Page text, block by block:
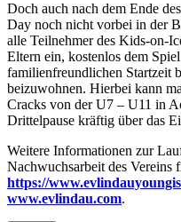
Doch auch nach dem Ende
Day noch nicht vorbei in der
alle Teilnehmer des Kids-on-
Eltern ein, kostenlos dem
familienfreundlichen Startzeit
beizuwohnen. Hierbei kann
Cracks von der U7 – U11 in
Drittelpause kräftig über das
Weitere Informationen zur
Nachwuchsarbeit des Vereins
https://
www.evlindau.com.